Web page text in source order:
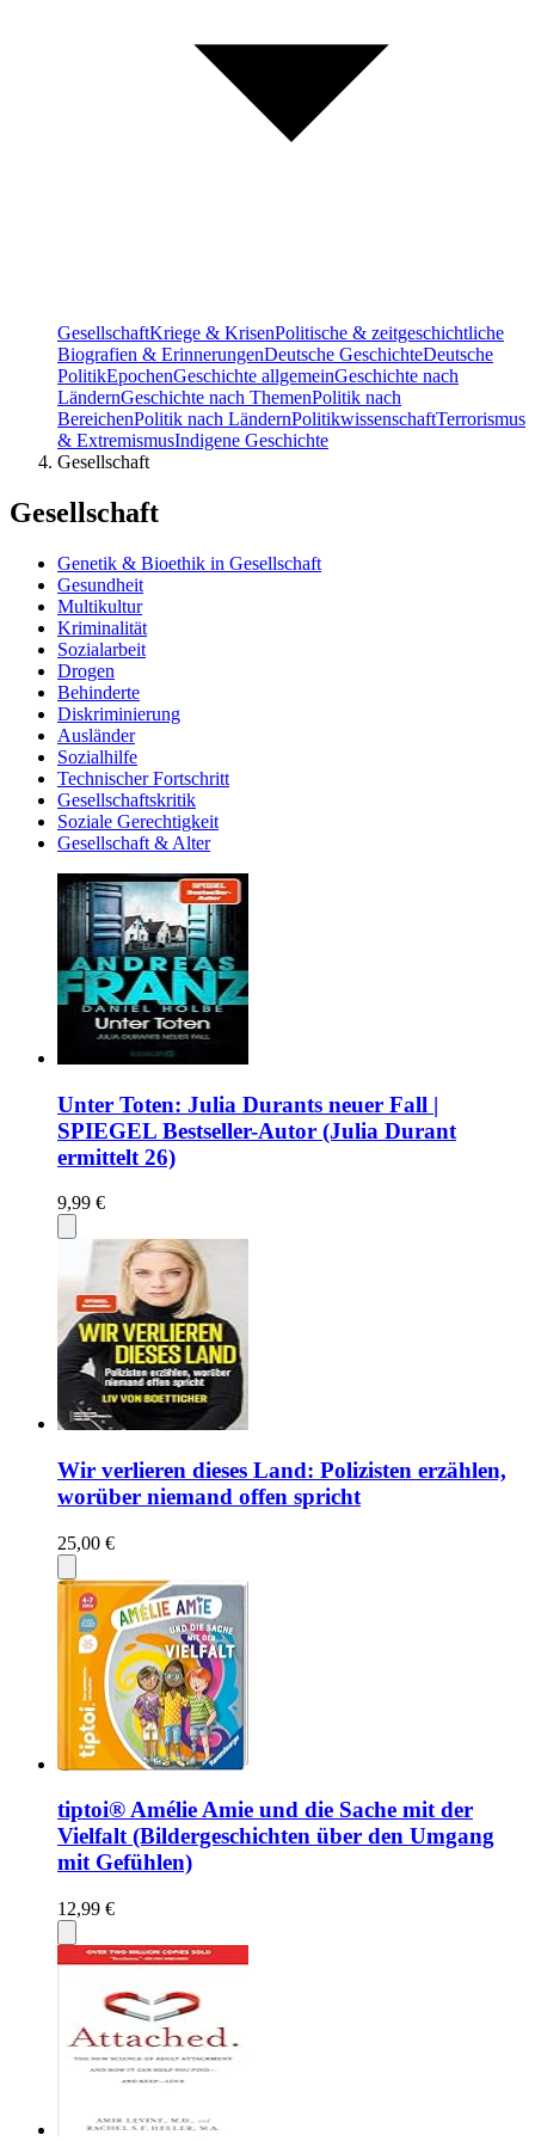
GesellschaftKriege & KrisenPolitische & zeitgeschichtliche
Biografien & ErinnerungenDeutsche GeschichteDeutsche
PolitikEpochenGeschichte allgemeinGeschichte nach
LändernGeschichte nach ThemenPolitik nach
BereichenPolitik nach LändernPolitikwissenschaftTerrorismus
& ExtremismusIndigene Geschichte
Gesellschaft
Gesellschaft
Genetik & Bioethik in Gesellschaft
Gesundheit
Multikultur
Kriminalität
Sozialarbeit
Drogen
Behinderte
Diskriminierung
Ausländer
Sozialhilfe
Technischer Fortschritt
Gesellschaftskritik
Soziale Gerechtigkeit
Gesellschaft & Alter
Unter Toten: Julia Durants neuer Fall |
SPIEGEL Bestseller-Autor (Julia Durant
ermittelt 26)
9,99 €
Wir verlieren dieses Land: Polizisten erzählen,
worüber niemand offen spricht
25,00 €
tiptoi® Amélie Amie und die Sache mit der
Vielfalt (Bildergeschichten über den Umgang
mit Gefühlen)
12,99 €